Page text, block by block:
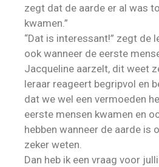
zegt dat de aarde er al was
kwamen.”
“Dat is interessant!” zegt de
ook wanneer de eerste
Jacqueline aarzelt, dit weet
leraar reageert begripvol en
dat we wel een vermoeden
eerste mensen kwamen en
hebben wanneer de aarde is
zeker weten.
Dan heb ik een vraag voor